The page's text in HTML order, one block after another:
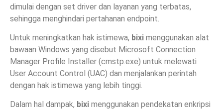
dimulai dengan set driver dan layanan yang terbatas,
sehingga menghindari pertahanan endpoint.
Untuk meningkatkan hak istimewa, bixi menggunakan alat
bawaan Windows yang disebut Microsoft Connection
Manager Profile Installer (cmstp.exe) untuk melewati
User Account Control (UAC) dan menjalankan perintah
dengan hak istimewa yang lebih tinggi.
Dalam hal dampak, bixi menggunakan pendekatan enkripsi